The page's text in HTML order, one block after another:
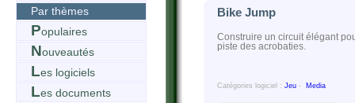
Par thèmes
Populaires
Nouveautés
Les logiciels
Les documents
Bike Jump
Construire un circuit élégant
piste des acrobaties.
Catégories logiciel : Jeu - Media